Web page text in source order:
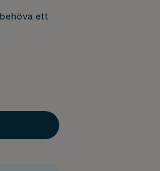
ett